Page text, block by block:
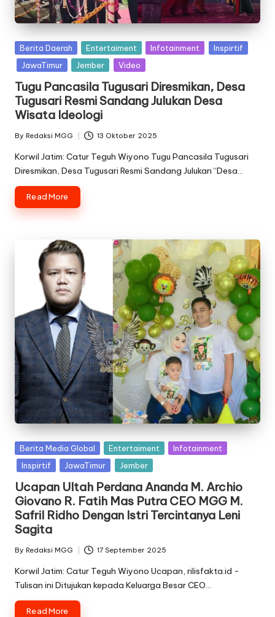
Posted
in
Berita Daerah Entertaiment Infotainment
Inspirtif
JawaTimur
Jember Video
Tugu Pancasila Tugusari Diresmikan, Desa
Tugusari Resmi Sandang Julukan Desa
Wisata Ideologi
Posted
by
By Redaksi MGG 13 Oktober 2025
Korwil Jatim: Catur Teguh Wiyono Tugu Pancasila Tugusari
Diresmikan, Desa Tugusari Resmi Sandang Julukan “Desa…
Read More
Posted
in
Berita Media Global Entertaiment
Infotainment
Inspirtif
JawaTimur Jember
Ucapan Ultah Perdana Ananda M. Archio
Giovano R. Fatih Mas Putra CEO MGG M.
Safril Ridho Dengan Istri Tercintanya Leni
Sagita
Posted
by
By Redaksi MGG 17 September 2025
Korwil Jatim: Catur Teguh Wiyono Ucapan, rilisfakta.id -
Tulisan ini Ditujukan kepada Keluarga Besar CEO…
Read More